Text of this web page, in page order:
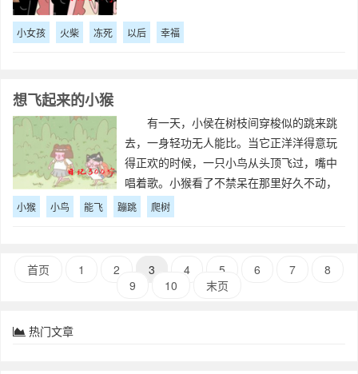
小女孩 火柴 冻死 以后 幸福
想飞起来的小猴
有一天，小侯在树枝间穿梭似的跳来跳
去，一身轻功无人能比。当它正洋洋得意玩
得正欢的时候，一只小鸟从头顶飞过，嘴中
唱着歌。小猴看了不禁呆在那里好久不动，
咦！小鸟怎么脚不粘地就能在空中自由自在
的来去自如，比我强多了。于是，
小猴 小鸟 能飞 蹦跳 爬树
首页 1 2 3 4 5 6 7
8
9
10 末页
热门文章